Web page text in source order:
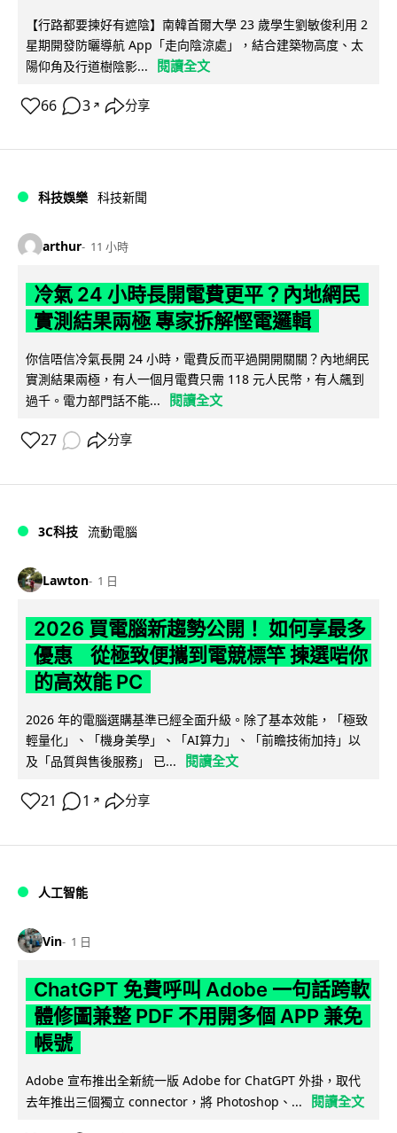
【行路都要揀好有遮陰】南韓首爾大學 23 歲學生劉敏俊利用 2
星期開發防曬導航 App「走向陰涼處」，結合建築物高度、太
陽仰角及行道樹陰影...
閱讀全文
66 3 ↗ 分享
科技娛樂 科技新聞
arthur 11 小時
冷氣 24 小時長開電費更平？內地網民
實測結果兩極 專家拆解慳電邏輯
你信唔信冷氣長開 24 小時，電費反而平過開開關關？內地網民
實測結果兩極，有人一個月電費只需 118 元人民幣，有人飆到
過千。電力部門話不能...
閱讀全文
27 分享
3C科技 流動電腦
Lawton 1 日
2026 買電腦新趨勢公開！ 如何享最多
優惠 從極致便攜到電競標竿 揀選啱你
的高效能 PC
2026 年的電腦選購基準已經全面升級。除了基本效能，「極致
輕量化」、「機身美學」、「AI算力」、「前瞻技術加持」以
及「品質與售後服務」 已...
閱讀全文
21 1 ↗ 分享
人工智能
Vin 1 日
ChatGPT 免費呼叫 Adobe 一句話跨軟
體修圖兼整 PDF 不用開多個 APP 兼免
帳號
Adobe 宣布推出全新統一版 Adobe for ChatGPT 外掛，取代
去年推出三個獨立 connector，將 Photoshop、...
閱讀全文